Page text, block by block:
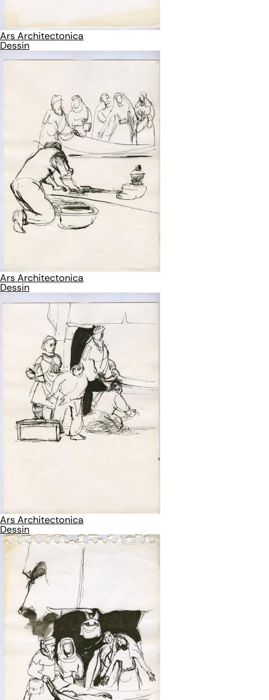
Ars Architectonica
Dessin
Ars Architectonica
Dessin
Ars Architectonica
Dessin